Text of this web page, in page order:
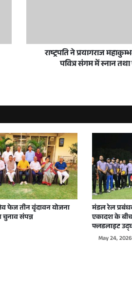
के सदस्य बने
कुमार ने किया स्थानीय निरीक्षण
चालकों का सत्यापन शुरू, पारा पुलिस
भुगतान पर कब्जा: प्रथमेश कुमार
राष्ट्रपति ने प्रयागराज
पवित्र संगम में स्नान
फेज तीन वृंदावन योजना
संपन्न
मंडल रेल
एकादश के
फ्लडलाइट
May 24, 2026